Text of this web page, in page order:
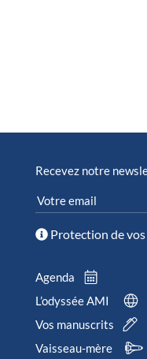
Recevez notre
Protection de vos
Agenda
L’odyssée AMI
Vos manuscrits
Vaisseau-mère